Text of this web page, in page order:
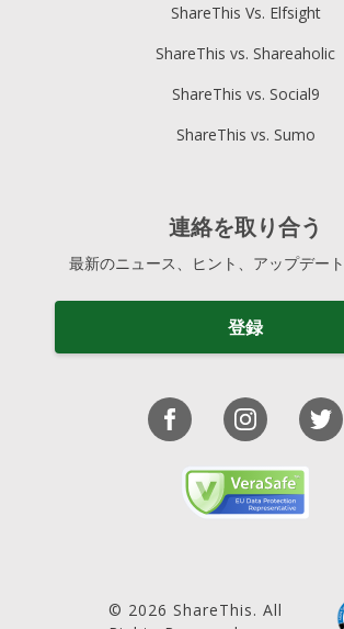
ShareThis Vs. Elfsight
ShareThis vs. Shareaholic
ShareThis vs. Social9
ShareThis vs. Sumo
連絡を取り合う
最新のニュース、ヒント、アップデー
登録
© 2026 ShareThis. All